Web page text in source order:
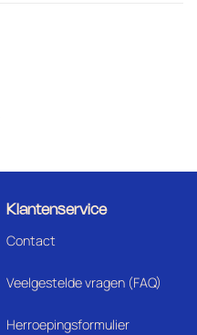
Klantenservice
Contact
Veelgestelde vragen (FAQ)
Herroepingsformulier